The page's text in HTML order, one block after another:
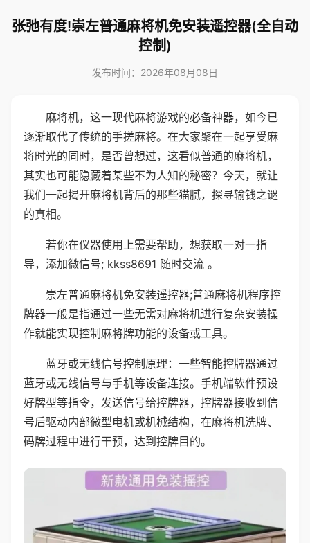
张弛有度!崇左普通麻将机免安装遥控器(全自动
控制)
发布时间：2026年08月08日
麻将机，这一现代麻将游戏的必备神器，如今已
逐渐取代了传统的手搓麻将。在大家聚在一起享受麻
将时光的同时，是否曾想过，这看似普通的麻将机，
其实也可能隐藏着某些不为人知的秘密？今天，就让
我们一起揭开麻将机背后的那些猫腻，探寻输钱之谜
的真相。
若你在仪器使用上需要帮助，想获取一对一指
导，添加微信号; kkss8691 随时交流 。
崇左普通麻将机免安装遥控器;普通麻将机程序控
牌器一般是指通过一些无需对麻将机进行复杂安装操
作就能实现控制麻将牌功能的设备或工具。
蓝牙或无线信号控制原理：一些智能控牌器通过
蓝牙或无线信号与手机等设备连接。手机端软件预设
好牌型等指令，发送信号给控牌器，控牌器接收到信
号后驱动内部微型电机或机械结构，在麻将机洗牌、
码牌过程中进行干预，达到控牌目的。